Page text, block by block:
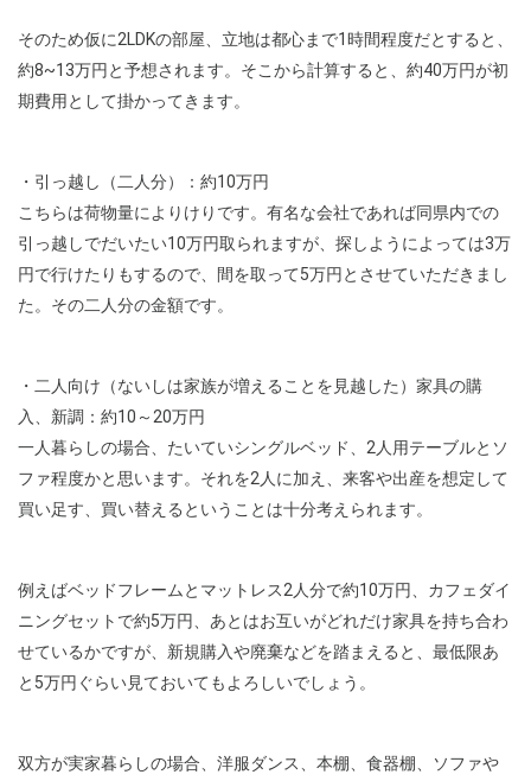
そのため仮に2LDKの部屋、立地は都心まで1時間程度だとすると、
約8~13万円と予想されます。そこから計算すると、約40万円が初
期費用として掛かってきます。
・引っ越し（二人分）：約10万円
こちらは荷物量によりけりです。有名な会社であれば同県内での
引っ越しでだいたい10万円取られますが、探しようによっては3万
円で行けたりもするので、間を取って5万円とさせていただきまし
た。その二人分の金額です。
・二人向け（ないしは家族が増えることを見越した）家具の購
入、新調：約10～20万円
一人暮らしの場合、たいていシングルベッド、2人用テーブルとソ
ファ程度かと思います。それを2人に加え、来客や出産を想定して
買い足す、買い替えるということは十分考えられます。
例えばベッドフレームとマットレス2人分で約10万円、カフェダイ
ニングセットで約5万円、あとはお互いがどれだけ家具を持ち合わ
せているかですが、新規購入や廃棄などを踏まえると、最低限あ
と5万円ぐらい見ておいてもよろしいでしょう。
双方が実家暮らしの場合、洋服ダンス、本棚、食器棚、ソファや